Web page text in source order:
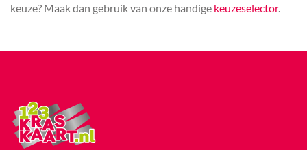
keuze? Maak dan gebruik van onze handige keuzeselector.